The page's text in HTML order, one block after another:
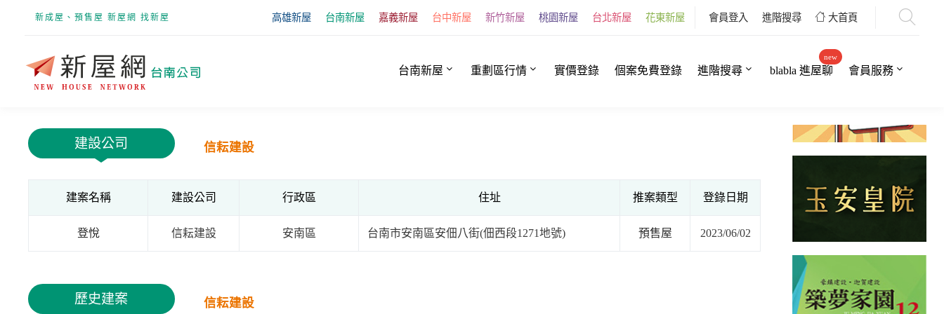
新成屋、預售屋 新屋網 找新屋 高雄新屋 台南新屋 嘉義新屋 台中新屋 新竹新屋 桃園新屋 台北新屋 花東新屋 會員登入 進階搜尋 大首頁
台南新屋 重劃區行情 實價登錄 個案免費登錄 進階搜尋 blabla 進屋聊
new
會員服務
建設公司 信耘建設
建案名稱 建設公司 行政區 住址 推案類型 登錄日期
登悅 信耘建設 安南區 台南市安南區安佃八街(佃西段1271地號) 預售屋 2023/06/02
歷史建案 信耘建設